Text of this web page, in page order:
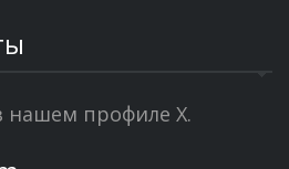
профиле X.